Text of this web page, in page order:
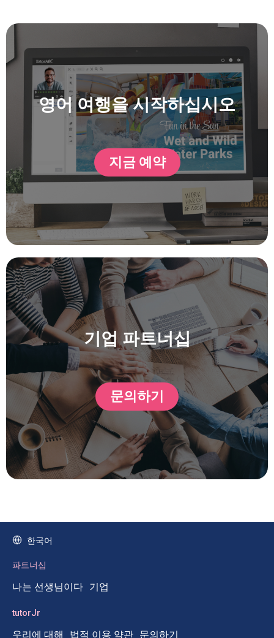
영어 여행을 시작하십시오
지금 예약
기업 파트너십
문의하기
파트너십
나는 선생님이다 기업
tutorJr
우리에 대해 법적 이용 약관 문의하기
한국어